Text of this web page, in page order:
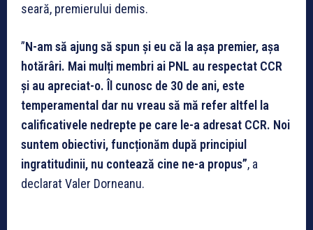
seară, premierului demis.
”N-am să ajung să spun și eu că la așa premier, așa
hotărâri. Mai mulți membri ai PNL au respectat CCR
și au apreciat-o. Îl cunosc de 30 de ani, este
temperamental dar nu vreau să mă refer altfel la
calificativele nedrepte pe care le-a adresat CCR. Noi
suntem obiectivi, funcționăm după principiul
ingratitudinii, nu contează cine ne-a propus”, a
declarat Valer Dorneanu.